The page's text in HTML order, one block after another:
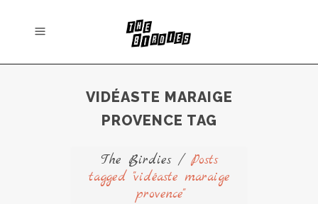
VIDÉASTE MARAIGE
PROVENCE TAG
The Birdies/Posts
tagged "vidéaste maraige
provence"